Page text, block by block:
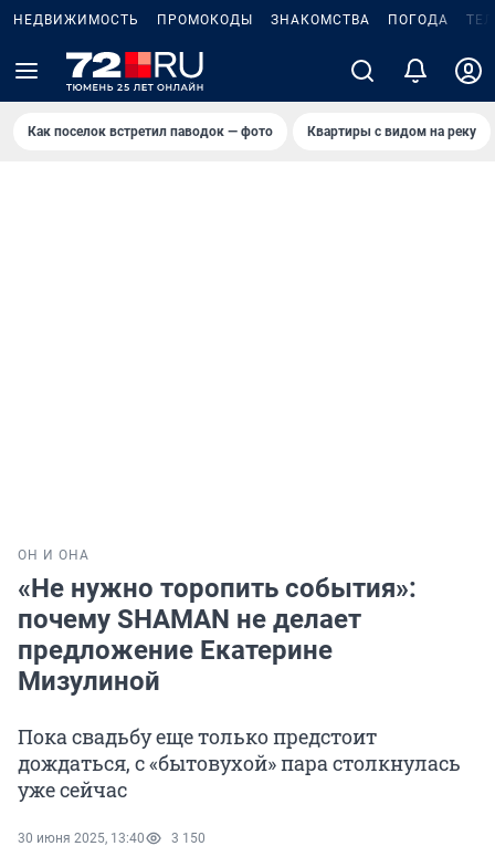
НЕДВИЖИМОСТЬ ПРОМОКОДЫ ЗНАКОМСТВА ПОГОДА
Как поселок встретил паводок — фото Квартиры с видом на реку
ОН И ОНА
«Не нужно торопить события»:
почему SHAMAN не делает
предложение Екатерине
Мизулиной
Пока свадьбу еще только предстоит
дождаться, с «бытовухой» пара столкнулась
уже сейчас
30 июня 2025, 13:40 3 150